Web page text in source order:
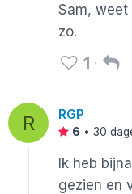
Sam,
zo.
1
R RGP
6 • 30
Ik heb
gezien en